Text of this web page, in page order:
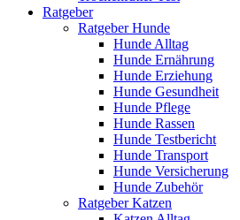
Ratgeber
Ratgeber Hunde
Hunde Alltag
Hunde Ernährung
Hunde Erziehung
Hunde Gesundheit
Hunde Pflege
Hunde Rassen
Hunde Testbericht
Hunde Transport
Hunde Versicherung
Hunde Zubehör
Ratgeber Katzen